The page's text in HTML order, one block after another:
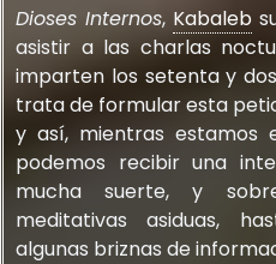
Dioses Internos, Kabaleb
asistir a las charlas
imparten los setenta y
trata de formular esta
y así, mientras estamos
podemos recibir una
mucha suerte, y
meditativas asiduas,
algunas briznas de